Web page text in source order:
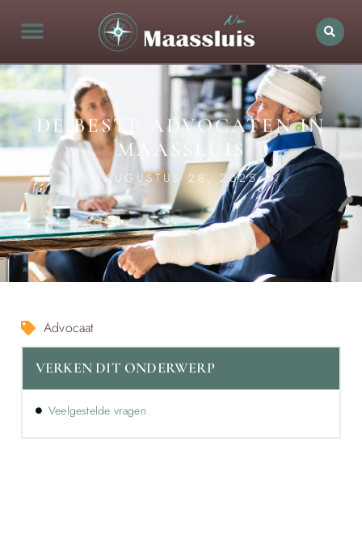
DE BESTE ADVOCATEN IN
MAASSLUIS
AUGUSTUS 28, 2025
Advocaat
VERKEN DIT ONDERWERP
Veelgestelde vragen